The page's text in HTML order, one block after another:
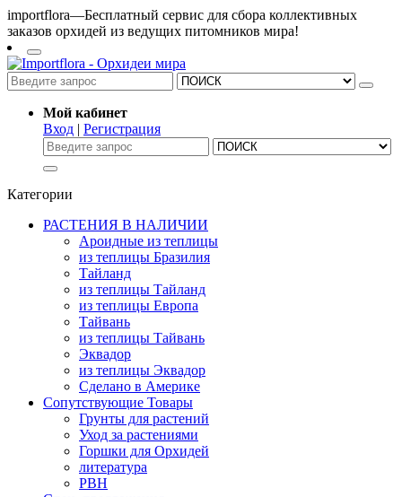
importflora—Бесплатный сервис для сбора коллективных
заказов орхидей из ведущих питомников мира!
Мой кабинет
Вход | Регистрация
Категории
РАСТЕНИЯ В НАЛИЧИИ
Ароидные из теплицы
из теплицы Бразилия
Тайланд
из теплицы Тайланд
из теплицы Европа
Тайвань
из теплицы Тайвань
Эквадор
из теплицы Эквадор
Сделано в Америке
Сопутствующие Товары
Грунты для растений
Уход за растениями
Горшки для Орхидей
литература
РВН